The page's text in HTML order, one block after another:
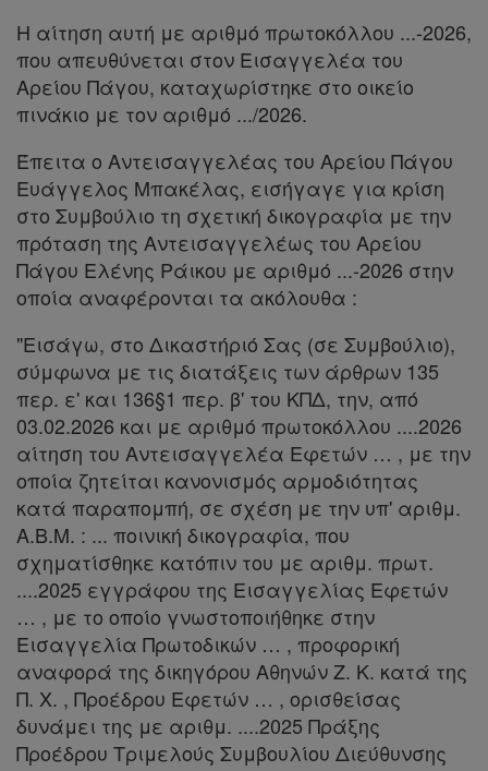
Χρήσιμα
Assistant
Νομολογία
Kodiko
Forum
Αναζήτηση
Κ.Α.Δ.
Διακρατικές
Συμφωνίες
Ελλάδας
Η αίτηση αυτή με αριθμό πρωτοκόλλου ...-2026,
που απευθύνεται στον Εισαγγελέα του
Αρείου Πάγου, καταχωρίστηκε στο οικείο
πινάκιο με τον αριθμό .../2026.
Έπειτα ο Αντεισαγγελέας του Αρείου Πάγου
Ευάγγελος Μπακέλας, εισήγαγε για κρίση
στο Συμβούλιο τη σχετική δικογραφία με την
πρόταση της Αντεισαγγελέως του Αρείου
Πάγου Ελένης Ράικου με αριθμό ...-2026 στην
οποία αναφέρονται τα ακόλουθα :
"Εισάγω, στο Δικαστήριό Σας (σε Συμβούλιο),
σύμφωνα με τις διατάξεις των άρθρων 135
περ. ε' και 136§1 περ. β' του ΚΠΔ, την, από
03.02.2026 και με αριθμό πρωτοκόλλου ....2026
αίτηση του Αντεισαγγελέα Εφετών … , με την
οποία ζητείται κανονισμός αρμοδιότητας
κατά παραπομπή, σε σχέση με την υπ' αριθμ.
Α.Β.Μ. : ... ποινική δικογραφία, που
σχηματίσθηκε κατόπιν του με αριθμ. πρωτ.
....2025 εγγράφου της Εισαγγελίας Εφετών
… , με το οποίο γνωστοποιήθηκε στην
Εισαγγελία Πρωτοδικών … , προφορική
αναφορά της δικηγόρου Αθηνών Ζ. Κ. κατά της
Π. Χ. , Προέδρου Εφετών … , ορισθείσας
δυνάμει της με αριθμ. ....2025 Πράξης
Προέδρου Τριμελούς Συμβουλίου Διεύθυνσης